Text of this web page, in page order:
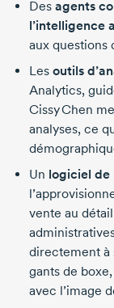
Des agents
l’intelligence
aux questions
Les outils
Analytics,
Cissy Chen
analyses, ce
Un logiciel de
vente au
directement à
gants de
avec l’image